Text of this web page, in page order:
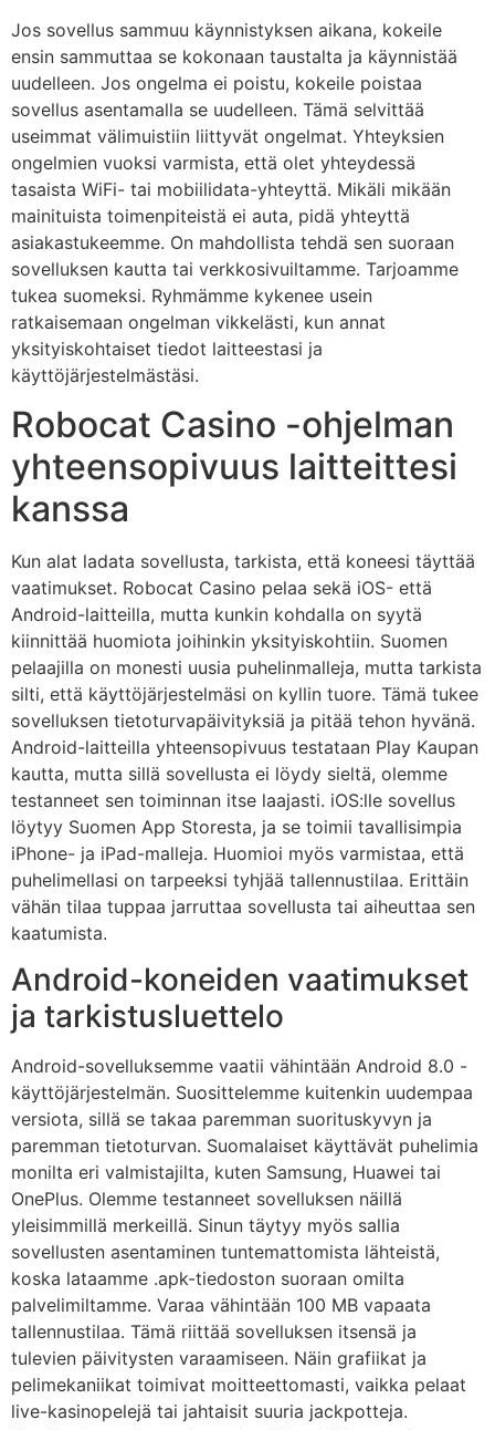
Jos sovellus sammuu käynnistyksen aikana, kokeile
ensin sammuttaa se kokonaan taustalta ja käynnistää
uudelleen. Jos ongelma ei poistu, kokeile poistaa
sovellus asentamalla se uudelleen. Tämä selvittää
useimmat välimuistiin liittyvät ongelmat. Yhteyksien
ongelmien vuoksi varmista, että olet yhteydessä
tasaista WiFi- tai mobiilidata-yhteyttä. Mikäli mikään
mainituista toimenpiteistä ei auta, pidä yhteyttä
asiakastukeemme. On mahdollista tehdä sen suoraan
sovelluksen kautta tai verkkosivuiltamme. Tarjoamme
tukea suomeksi. Ryhmämme kykenee usein
ratkaisemaan ongelman vikkelästi, kun annat
yksityiskohtaiset tiedot laitteestasi ja
käyttöjärjestelmästäsi.
Robocat Casino -ohjelman
yhteensopivuus laitteittesi
kanssa
Kun alat ladata sovellusta, tarkista, että koneesi täyttää
vaatimukset. Robocat Casino pelaa sekä iOS- että
Android-laitteilla, mutta kunkin kohdalla on syytä
kiinnittää huomiota joihinkin yksityiskohtiin. Suomen
pelaajilla on monesti uusia puhelinmalleja, mutta tarkista
silti, että käyttöjärjestelmäsi on kyllin tuore. Tämä tukee
sovelluksen tietoturvapäivityksiä ja pitää tehon hyvänä.
Android-laitteilla yhteensopivuus testataan Play Kaupan
kautta, mutta sillä sovellusta ei löydy sieltä, olemme
testanneet sen toiminnan itse laajasti. iOS:lle sovellus
löytyy Suomen App Storesta, ja se toimii tavallisimpia
iPhone- ja iPad-malleja. Huomioi myös varmistaa, että
puhelimellasi on tarpeeksi tyhjää tallennustilaa. Erittäin
vähän tilaa tuppaa jarruttaa sovellusta tai aiheuttaa sen
kaatumista.
Android-koneiden vaatimukset
ja tarkistusluettelo
Android-sovelluksemme vaatii vähintään Android 8.0 -
käyttöjärjestelmän. Suosittelemme kuitenkin uudempaa
versiota, sillä se takaa paremman suorituskyvyn ja
paremman tietoturvan. Suomalaiset käyttävät puhelimia
monilta eri valmistajilta, kuten Samsung, Huawei tai
OnePlus. Olemme testanneet sovelluksen näillä
yleisimmillä merkeillä. Sinun täytyy myös sallia
sovellusten asentaminen tuntemattomista lähteistä,
koska lataamme .apk-tiedoston suoraan omilta
palvelimiltamme. Varaa vähintään 100 MB vapaata
tallennustilaa. Tämä riittää sovelluksen itsensä ja
tulevien päivitysten varaamiseen. Näin grafiikat ja
pelimekaniikat toimivat moitteettomasti, vaikka pelaat
live-kasinopelejä tai jahtaisit suuria jackpotteja.